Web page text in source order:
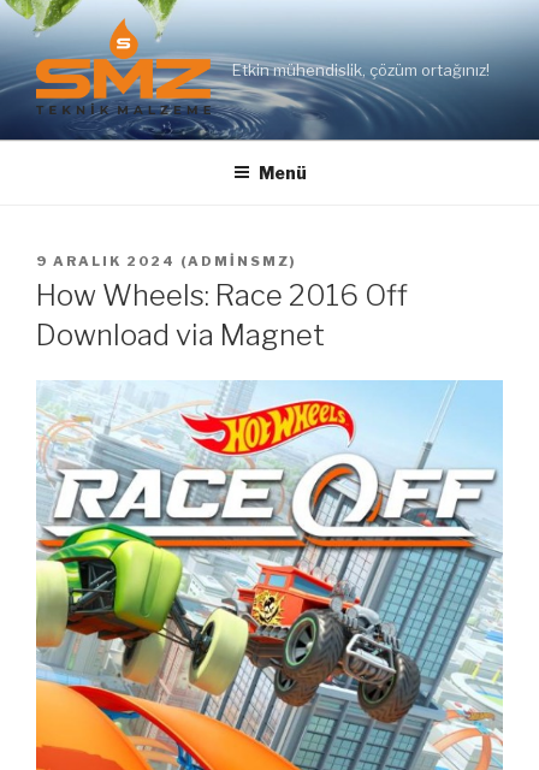
İçeriğe
geç
Etkin mühendislik, çözüm ortağınız!
Menü
YAYIM
TARIHI
9 ARALIK 2024 (ADMINSMZ)
How Wheels: Race 2016 Off
Download via Magnet